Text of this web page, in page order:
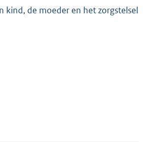
kind, de moeder en het zorgstelsel